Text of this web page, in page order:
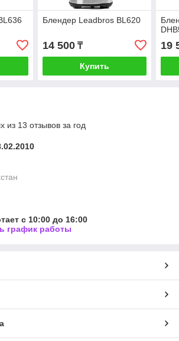
Блендер Leadbros BL620
14 500₸
Купить
19
из 13 отзывов за год
с 10:00 до 16:00
график работы